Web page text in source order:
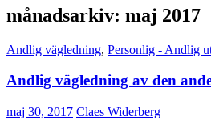
månadsarkiv: maj 2017
Andlig vägledning, Personlig - Andlig
Andlig vägledning av den
maj 30, 2017 Claes Widerberg